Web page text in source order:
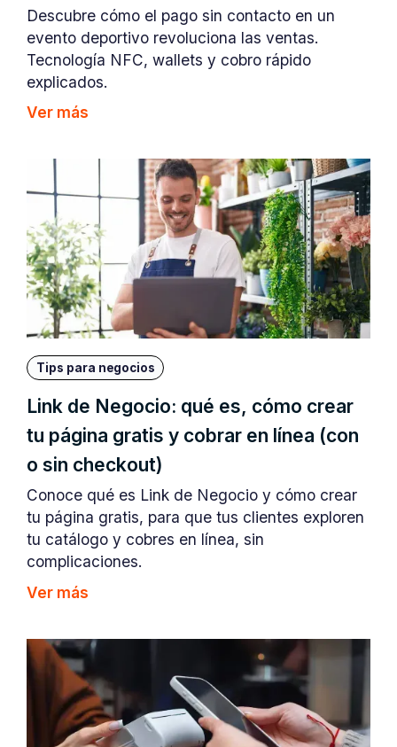
Descubre cómo el pago sin contacto en un
evento deportivo revoluciona las ventas.
Tecnología NFC, wallets y cobro rápido
explicados.
Ver más
Tips para negocios
Link de Negocio: qué es, cómo crear
tu página gratis y cobrar en línea (con
o sin checkout)
Conoce qué es Link de Negocio y cómo crear
tu página gratis, para que tus clientes exploren
tu catálogo y cobres en línea, sin
complicaciones.
Ver más